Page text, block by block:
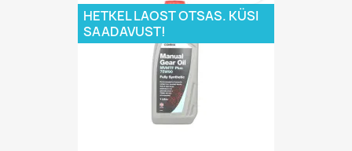
HETKEL LAOST OTSAS. KÜSI
SAADAVUST!